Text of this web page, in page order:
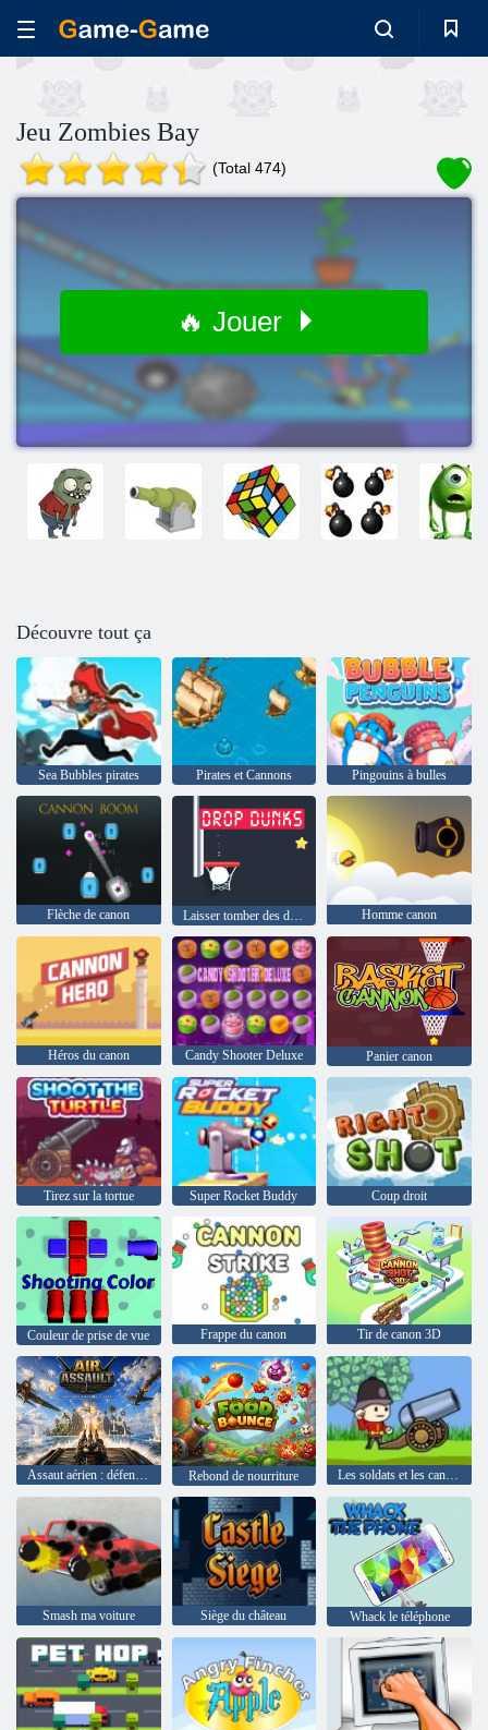
Jeu Zombies Bay
(Total 474)
🔥 Jouer
Découvre tout ça
Sea Bubbles pirates Pirates et Cannons Pingouins à bulles
Flèche de canon Laisser tomber des dunks Homme canon
Héros du canon Candy Shooter Deluxe Panier canon
Tirez sur la tortue Super Rocket Buddy Coup droit
Couleur de prise de vue Frappe du canon Tir de canon 3D
Assaut aérien : défense des navires Rebond de nourriture Les soldats et les canons: Attaque Montagne
Smash ma voiture Siège du château Whack le téléphone